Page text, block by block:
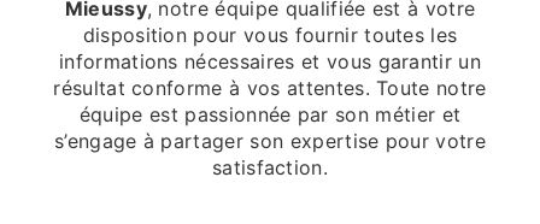
Mieussy, notre équipe qualifiée est à votre
disposition pour vous fournir toutes les
informations nécessaires et vous garantir un
résultat conforme à vos attentes. Toute notre
équipe est passionnée par son métier et
s’engage à partager son expertise pour votre
satisfaction.